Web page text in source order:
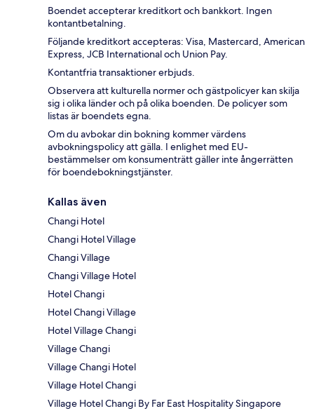
Boendet accepterar kreditkort och bankkort. Ingen
kontantbetalning.
Följande kreditkort accepteras: Visa, Mastercard, American
Express, JCB International och Union Pay.
Kontantfria transaktioner erbjuds.
Observera att kulturella normer och gästpolicyer kan skilja
sig i olika länder och på olika boenden. De policyer som
listas är boendets egna.
Om du avbokar din bokning kommer värdens
avbokningspolicy att gälla. I enlighet med EU-
bestämmelser om konsumenträtt gäller inte ångerrätten
för boendebokningstjänster.
Kallas även
Changi Hotel
Changi Hotel Village
Changi Village
Changi Village Hotel
Hotel Changi
Hotel Changi Village
Hotel Village Changi
Village Changi
Village Changi Hotel
Village Hotel Changi
Village Hotel Changi By Far East Hospitality Singapore